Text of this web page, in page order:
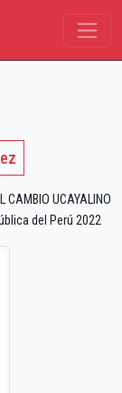
CAMBIO UCAYALINO
del Perú 2022